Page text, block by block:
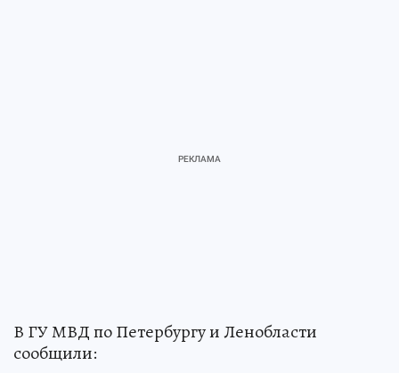
В ГУ МВД по Петербургу и Ленобласти
сообщили: